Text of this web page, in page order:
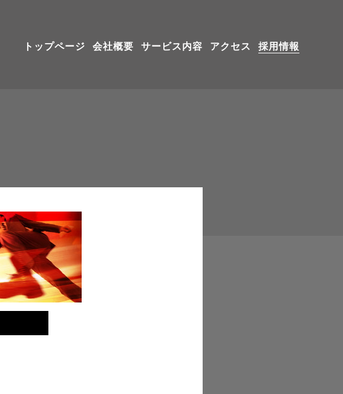
トップページ 会社概要 サービス内容 アクセス 採用情報